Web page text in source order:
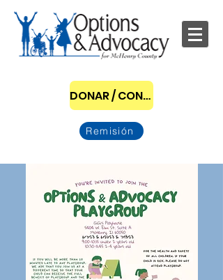
DONAR / CONVERTIRSE EN PATROCINADOR
Remisión